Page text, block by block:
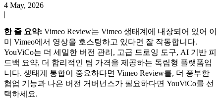
4 May, 2026
|
한 줄 요약: Vimeo Review는 Vimeo 생태계에 내장되어 있어 이
미 Vimeo에서 영상을 호스팅하고 있다면 잘 작동합니다.
YouViCo는 더 세밀한 버전 관리, 고급 드로잉 도구, AI 기반 피
드백 요약, 더 합리적인 팀 가격을 제공하는 독립형 플랫폼입
니다. 생태계 통합이 중요하다면 Vimeo Review를, 더 풍부한
협업 기능과 나은 버전 거버넌스가 필요하다면 YouViCo를 선
택하세요.